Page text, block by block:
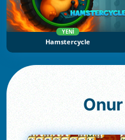
YENI
Hamstercycle
Onur